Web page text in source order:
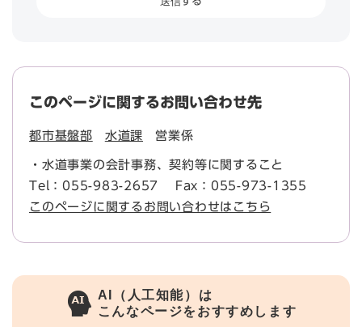
このページに関するお問い合わせ先
都市基盤部 水道課 営業係
・水道事業の会計事務、契約等に関すること
Tel：055-983-2657
Fax：055-973-1355
このページに関するお問い合わせはこちら
AI（人工知能）は
こんなページをおすすめします